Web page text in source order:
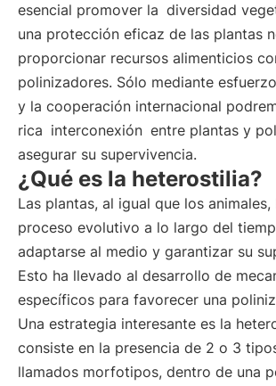
esencial promover la diversidad
una protección eficaz de las plantas
proporcionar recursos alimenticios
polinizadores. Sólo mediante
y la cooperación internacional
rica interconexión entre plantas y
asegurar su supervivencia.
¿Qué es la heterostilia?
Las plantas, al igual que los
proceso evolutivo a lo largo del
adaptarse al medio y garantizar su
Esto ha llevado al desarrollo de
específicos para favorecer una
Una estrategia interesante es la
consiste en la presencia de 2 o 3
llamados morfotipos, dentro de una